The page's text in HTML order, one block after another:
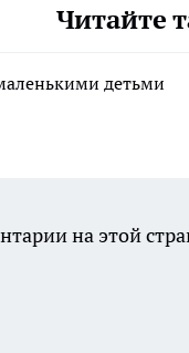
Читайте
детьми
на этой